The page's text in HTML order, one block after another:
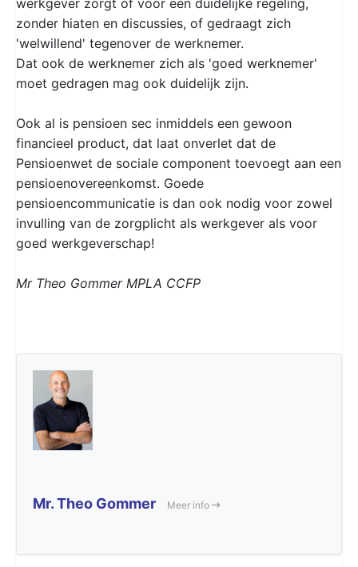
zonder hiaten en discussies, of gedraagt zich
'welwillend' tegenover de werknemer.
Dat ook de werknemer zich als 'goed werknemer'
moet gedragen mag ook duidelijk zijn.
Ook al is pensioen sec inmiddels een gewoon
financieel product, dat laat onverlet dat de
Pensioenwet de sociale component toevoegt aan een
pensioenovereenkomst. Goede
pensioencommunicatie is dan ook nodig voor zowel
invulling van de zorgplicht als werkgever als voor
goed werkgeverschap!
Mr Theo Gommer MPLA CCFP
Mr. Theo Gommer Meer info